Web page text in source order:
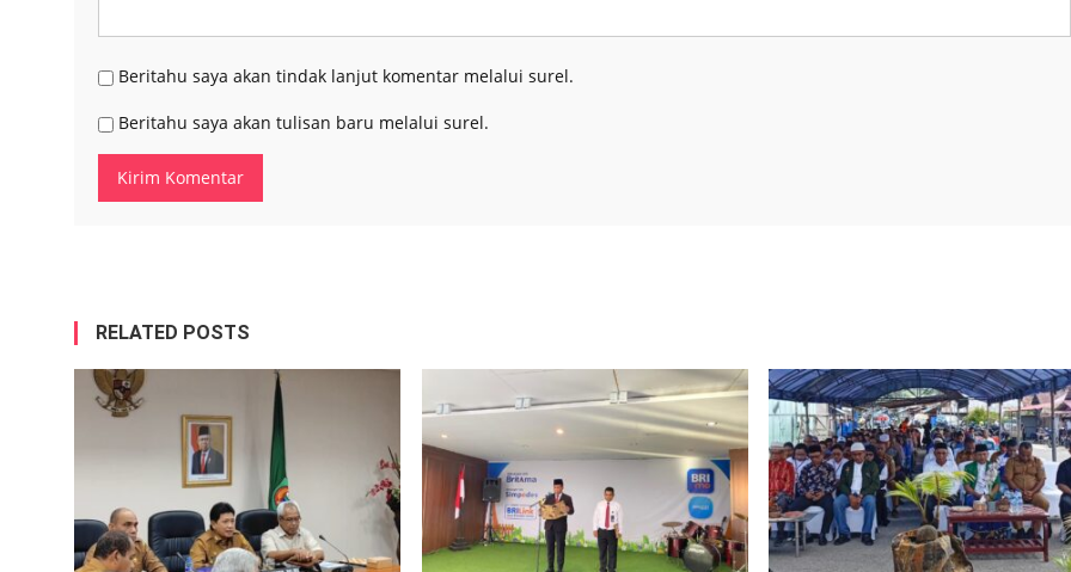
Beritahu saya akan tindak lanjut komentar melalui surel.
Beritahu saya akan tulisan baru melalui surel.
RELATED POSTS